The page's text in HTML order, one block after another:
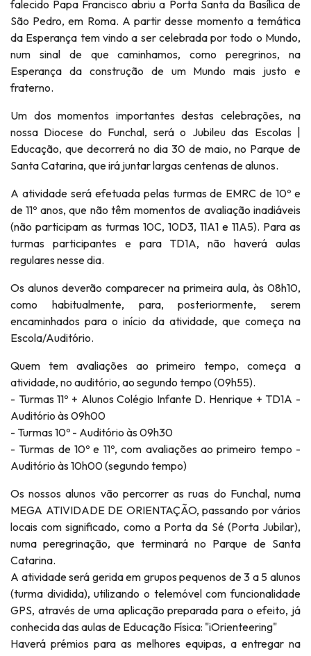
falecido Papa Francisco abriu a Porta Santa da Basílica de
São Pedro, em Roma. A partir desse momento a temática
da Esperança tem vindo a ser celebrada por todo o Mundo,
num sinal de que caminhamos, como peregrinos, na
Esperança da construção de um Mundo mais justo e
fraterno.
Um dos momentos importantes destas celebrações, na
nossa Diocese do Funchal, será o Jubileu das Escolas |
Educação, que decorrerá no dia 30 de maio, no Parque de
Santa Catarina, que irá juntar largas centenas de alunos.
A atividade será efetuada pelas turmas de EMRC de 10º e
de 11º anos, que não têm momentos de avaliação inadiáveis
(não participam as turmas 10C, 10D3, 11A1 e 11A5). Para as
turmas participantes e para TD1A, não haverá aulas
regulares nesse dia.
Os alunos deverão comparecer na primeira aula, às 08h10,
como habitualmente, para, posteriormente, serem
encaminhados para o início da atividade, que começa na
Escola/Auditório.
Quem tem avaliações ao primeiro tempo, começa a
atividade, no auditório, ao segundo tempo (09h55).
- Turmas 11º + Alunos Colégio Infante D. Henrique + TD1A -
Auditório às 09h00
- Turmas 10º - Auditório às 09h30
- Turmas de 10º e 11º, com avaliações ao primeiro tempo -
Auditório às 10h00 (segundo tempo)
Os nossos alunos vão percorrer as ruas do Funchal, numa
MEGA ATIVIDADE DE ORIENTAÇÃO, passando por vários
locais com significado, como a Porta da Sé (Porta Jubilar),
numa peregrinação, que terminará no Parque de Santa
Catarina.
A atividade será gerida em grupos pequenos de 3 a 5 alunos
(turma dividida), utilizando o telemóvel com funcionalidade
GPS, através de uma aplicação preparada para o efeito, já
conhecida das aulas de Educação Física: "iOrienteering"
Haverá prémios para as melhores equipas, a entregar na